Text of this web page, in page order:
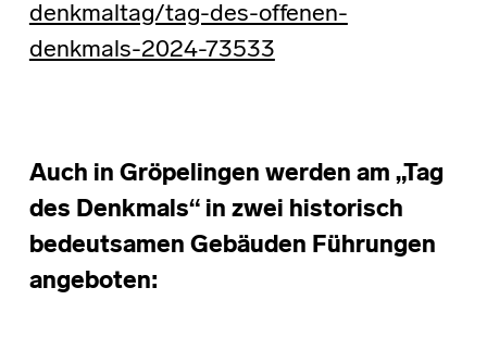
denkmaltag/tag-des-offenen-
denkmals-2024-73533
Auch in Gröpelingen werden am „Tag
des Denkmals“ in zwei historisch
bedeutsamen Gebäuden Führungen
angeboten: